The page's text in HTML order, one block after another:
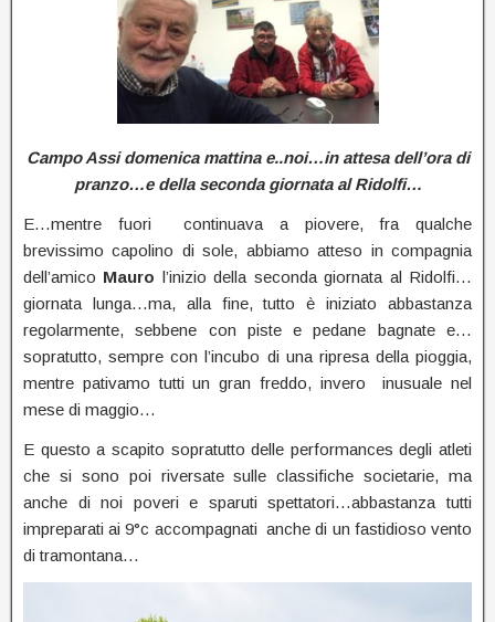
Campo Assi domenica mattina e..noi…in attesa dell’ora di
pranzo…e della seconda giornata al Ridolfi…
E…mentre fuori continuava a piovere, fra qualche
brevissimo capolino di sole, abbiamo atteso in compagnia
dell’amico Mauro l’inizio della seconda giornata al Ridolfi…
giornata lunga…ma, alla fine, tutto è iniziato abbastanza
regolarmente, sebbene con piste e pedane bagnate e…
sopratutto, sempre con l’incubo di una ripresa della pioggia,
mentre pativamo tutti un gran freddo, invero inusuale nel
mese di maggio…
E questo a scapito sopratutto delle performances degli atleti
che si sono poi riversate sulle classifiche societarie, ma
anche di noi poveri e sparuti spettatori…abbastanza tutti
impreparati ai 9°c accompagnati anche di un fastidioso vento
di tramontana…